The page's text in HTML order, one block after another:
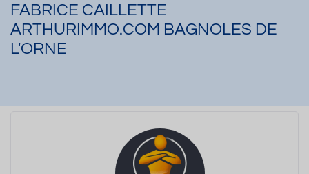
FABRICE CAILLETTE
ARTHURIMMO.COM BAGNOLES DE
L'ORNE